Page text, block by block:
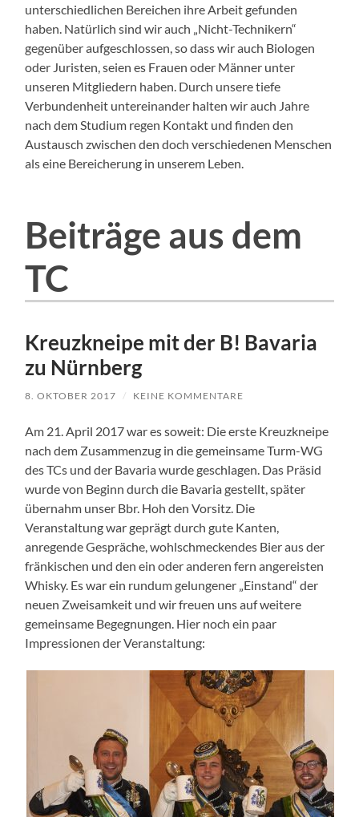
unterschiedlichen Bereichen ihre Arbeit gefunden
haben. Natürlich sind wir auch „Nicht-Technikern“
gegenüber aufgeschlossen, so dass wir auch Biologen
oder Juristen, seien es Frauen oder Männer unter
unseren Mitgliedern haben. Durch unsere tiefe
Verbundenheit untereinander halten wir auch Jahre
nach dem Studium regen Kontakt und finden den
Austausch zwischen den doch verschiedenen Menschen
als eine Bereicherung in unserem Leben.
Beiträge aus dem
TC
Kreuzkneipe mit der B! Bavaria
zu Nürnberg
8. OKTOBER 2017 / KEINE KOMMENTARE
Am 21. April 2017 war es soweit: Die erste Kreuzkneipe
nach dem Zusammenzug in die gemeinsame Turm-WG
des TCs und der Bavaria wurde geschlagen. Das Präsid
wurde von Beginn durch die Bavaria gestellt, später
übernahm unser Bbr. Hoh den Vorsitz. Die
Veranstaltung war geprägt durch gute Kanten,
anregende Gespräche, wohlschmeckendes Bier aus der
fränkischen und den ein oder anderen fern angereisten
Whisky. Es war ein rundum gelungener „Einstand“ der
neuen Zweisamkeit und wir freuen uns auf weitere
gemeinsame Begegnungen. Hier noch ein paar
Impressionen der Veranstaltung: